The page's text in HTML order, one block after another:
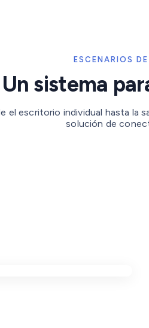
ESCENARIOS
Un sistema
el escritorio individual hasta la
solución de